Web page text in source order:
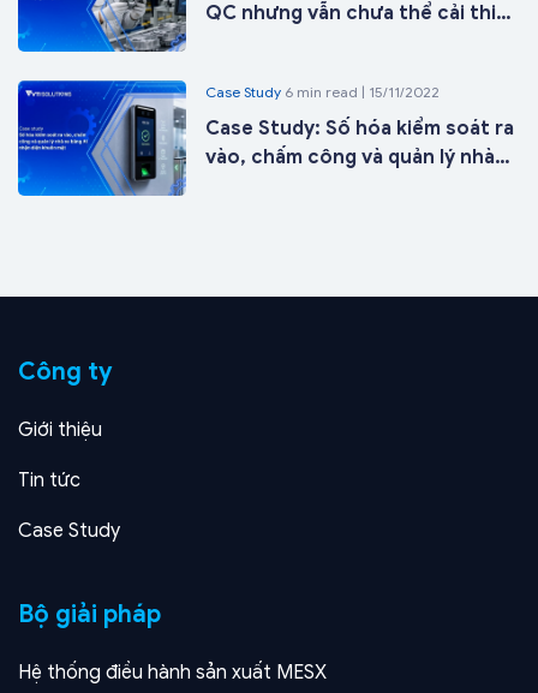
QC nhưng vẫn chưa thể cải thiện
Case Study 6 min read | 15/11/2022
Case Study: Số hóa kiểm soát ra
vào, chấm công và quản lý nhà
Công ty
Giới thiệu
Tin tức
Case Study
Bộ giải pháp
Hệ thống điều hành sản xuất MESX